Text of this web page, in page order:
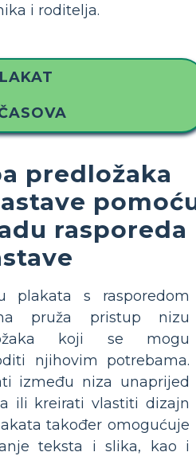
i roditelja.
predložaka
rasporeda
plakata s rasporedom
pruža pristup nizu
koji se mogu
njihovim potrebama.
između niza unaprijed
ili kreirati vlastiti dizajn
također omogućuje
teksta i slika, kao i